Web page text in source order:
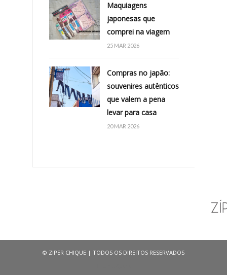
Maquiagens
japonesas que
comprei na viagem
25 MAR 2026
Compras no japão:
souvenires autênticos
que valem a pena
levar para casa
20 MAR 2026
©‎ ZIPER CHIQUE | TODOS OS DIREITOS RESERVADOS